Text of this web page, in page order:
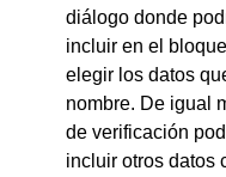
diálogo donde
incluir en el
elegir los datos
nombre. De igual
de verificación
incluir otros datos